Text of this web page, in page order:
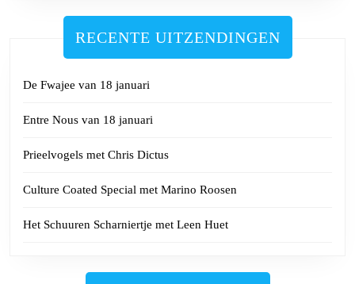
Put
RECENTE UITZENDINGEN
De Fwajee van 18 januari
Entre Nous van 18 januari
Prieelvogels met Chris Dictus
Culture Coated Special met Marino Roosen
Het Schuuren Scharniertje met Leen Huet